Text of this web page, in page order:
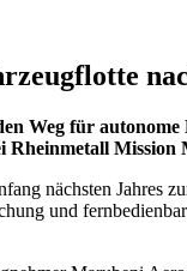
Weg für
Mission
nächsten Jahres
und